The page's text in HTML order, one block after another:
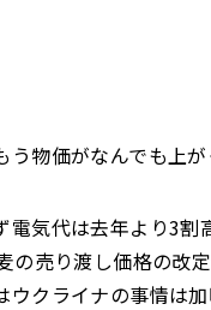
う物価がなんでも上
電気代は去年より3
の売り渡し価格の改
ウクライナの事情は